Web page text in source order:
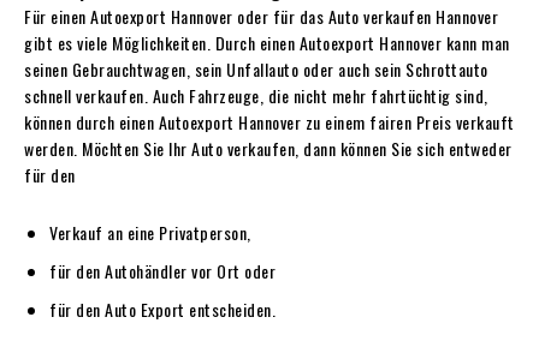
Für einen Autoexport Hannover oder für das Auto verkaufen Hannover
gibt es viele Möglichkeiten. Durch einen Autoexport Hannover kann man
seinen Gebrauchtwagen, sein Unfallauto oder auch sein Schrottauto
schnell verkaufen. Auch Fahrzeuge, die nicht mehr fahrtüchtig sind,
können durch einen Autoexport Hannover zu einem fairen Preis verkauft
werden. Möchten Sie Ihr Auto verkaufen, dann können Sie sich entweder
für den
Verkauf an eine Privatperson,
für den Autohändler vor Ort oder
für den Auto Export entscheiden.